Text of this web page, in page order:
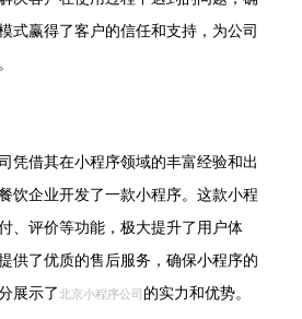
式赢得了客户的信任和支持，为公司
凭借其在小程序领域的丰富经验和出
饮企业开发了一款小程序。这款小程
、评价等功能，极大提升了用户体
供了优质的售后服务，确保小程序的
展示了北京小程序公司 的实力和优势。